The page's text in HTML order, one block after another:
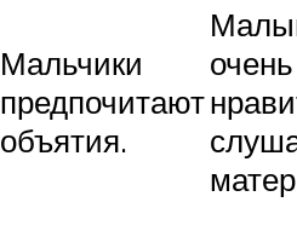
Мальчики
предпочитают
объятия.
очень